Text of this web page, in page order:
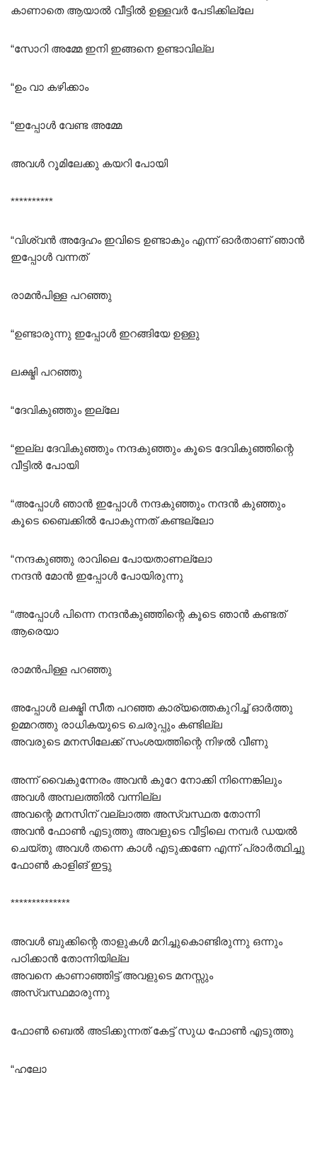
കാണാതെ ആയാൽ വീട്ടിൽ ഉള്ളവർ പേടിക്കില്ലേ
“സോറി അമ്മേ ഇനി ഇങ്ങനെ ഉണ്ടാവില്ല
“ഉം വാ കഴിക്കാം
“ഇപ്പോൾ വേണ്ട അമ്മേ
അവൾ റൂമിലേക്കു കയറി പോയി
**********
“വിശ്വൻ അദ്ദേഹം ഇവിടെ ഉണ്ടാകും എന്ന് ഓർതാണ് ഞാൻ
ഇപ്പോൾ വന്നത്
രാമൻപിള്ള പറഞ്ഞു
“ഉണ്ടാരുന്നു ഇപ്പോൾ ഇറങ്ങിയേ ഉള്ളു
ലക്ഷ്മി പറഞ്ഞു
“ദേവികുഞ്ഞും ഇല്ലേ
“ഇല്ല ദേവികുഞ്ഞും നന്ദകുഞ്ഞും കൂടെ ദേവികുഞ്ഞിന്റെ
വീട്ടിൽ പോയി
“അപ്പോൾ ഞാൻ ഇപ്പോൾ നന്ദകുഞ്ഞും നന്ദൻ കുഞ്ഞും
കൂടെ ബൈക്കിൽ പോകുന്നത് കണ്ടല്ലോ
“നന്ദകുഞ്ഞു രാവിലെ പോയതാണല്ലോ
നന്ദൻ മോൻ ഇപ്പോൾ പോയിരുന്നു
“അപ്പോൾ പിന്നെ നന്ദൻകുഞ്ഞിന്റെ കൂടെ ഞാൻ കണ്ടത്
ആരെയാ
രാമൻപിള്ള പറഞ്ഞു
അപ്പോൾ ലക്ഷ്മി സീത പറഞ്ഞ കാര്യത്തെകുറിച്ച് ഓർത്തു
ഉമ്മറത്തു രാധികയുടെ ചെരുപ്പും കണ്ടില്ല
അവരുടെ മനസിലേക്ക് സംശയത്തിന്റെ നിഴൽ വീണു
അന്ന് വൈകുന്നേരം അവൻ കുറേ നോക്കി നിന്നെങ്കിലും
അവൾ അമ്പലത്തിൽ വന്നില്ല
അവന്റെ മനസിന്‌ വല്ലാത്ത അസ്വസ്ഥത തോന്നി
അവൻ ഫോൺ എടുത്തു അവളുടെ വീട്ടിലെ നമ്പർ ഡയൽ
ചെയ്തു അവൾ തന്നെ കാൾ എടുക്കണേ എന്ന് പ്രാർത്ഥിച്ചു
ഫോൺ കാളിങ് ഇട്ടു
**************
അവൾ ബുക്കിന്റെ താളുകൾ മറിച്ചുകൊണ്ടിരുന്നു ഒന്നും
പഠിക്കാൻ തോന്നിയില്ല
അവനെ കാണാഞ്ഞിട്ട് അവളുടെ മനസ്സും
അസ്വസ്ഥമാരുന്നു
ഫോൺ ബെൽ അടിക്കുന്നത് കേട്ട് സുധ ഫോൺ എടുത്തു
“ഹലോ